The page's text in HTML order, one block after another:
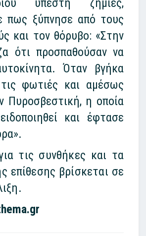
υπέστη ζημιές,
πως ξύπνησε από τους
και τον θόρυβο: «Στην
ότι προσπαθούσαν να
Όταν βγήκα
φωτιές και αμέσως
Πυροσβεστική, η οποία
και έφτασε
τις συνθήκες και τα
επίθεσης βρίσκεται σε